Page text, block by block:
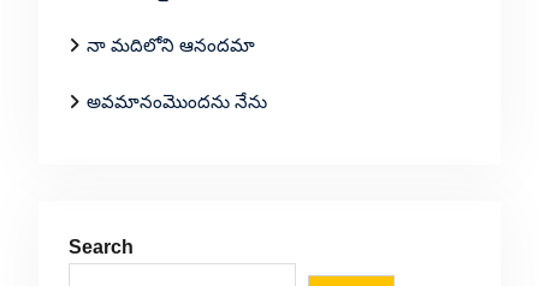
నా మదిలోని ఆనందమా
అవమానంమొందను నేను
Search